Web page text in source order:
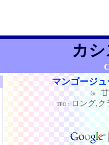
カ
マンゴージ
味：
TPO： ロング,ク